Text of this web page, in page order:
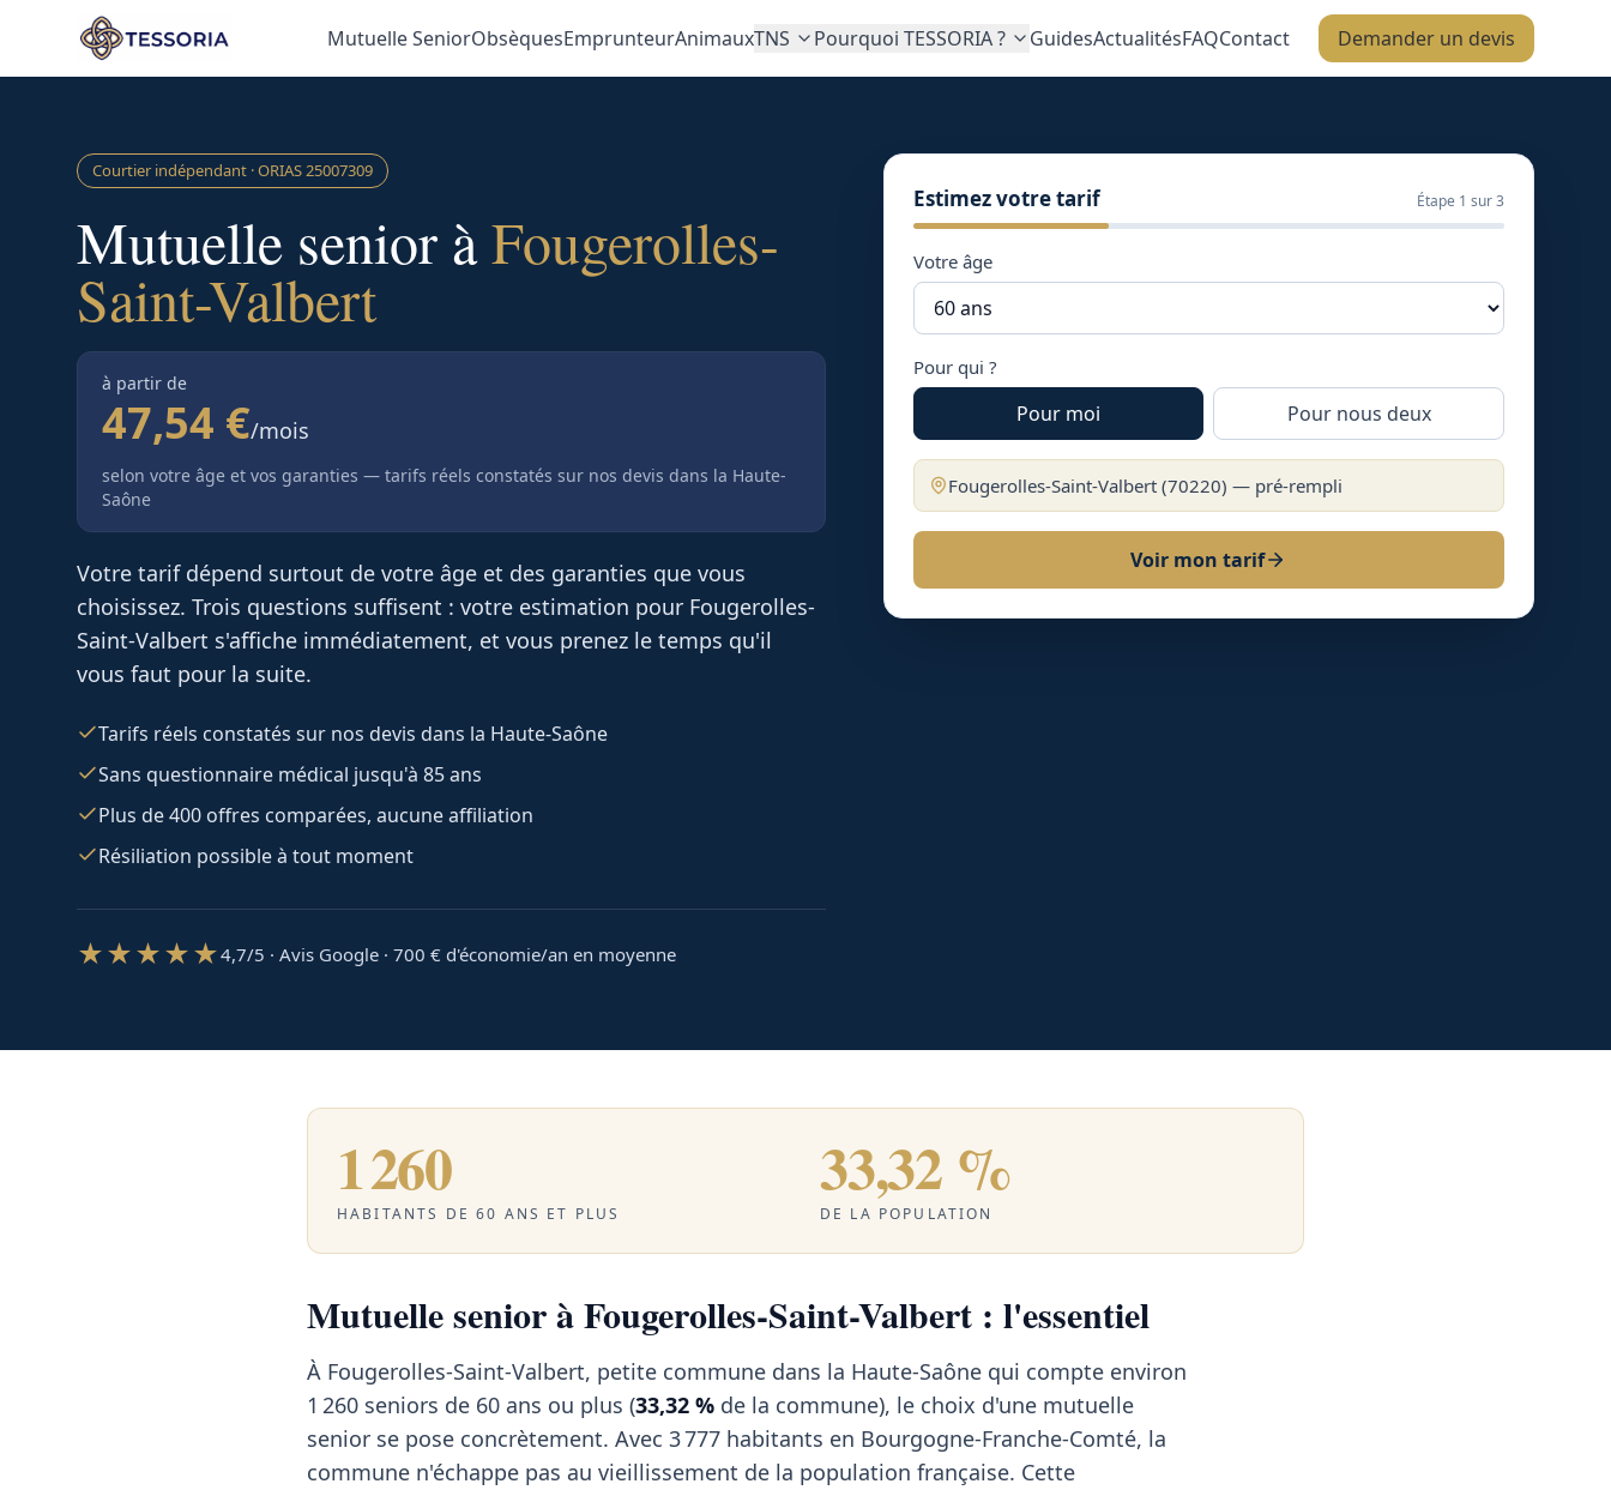
Aller au contenu principal
Mutuelle SeniorObsèquesEmprunteurAnimauxTNS Pourquoi TESSORIA ? GuidesActualitésFAQContact Demander un devis
Courtier indépendant · ORIAS25007309
Mutuelle senior àFougerolles-
Saint-Valbert
à partir de
47,54 €/mois
selon votre âge et vos garanties — tarifs réels constatés sur nos devis dans la Haute-
Saône
Votre tarif dépend surtout de votre âge et des garanties que vous
choisissez. Trois questions suffisent : votre estimation pour Fougerolles-
Saint-Valbert s'affiche immédiatement, et vous prenez le temps qu'il
vous faut pour la suite.
Tarifs réels constatés sur nos devis dans la Haute-Saône
Sans questionnaire médical jusqu'à 85 ans
Plus de 400 offres comparées, aucune affiliation
Résiliation possible à tout moment
★★★★★4,7/5 · Avis Google · 700 € d'économie/an en moyenne
Estimez votre tarif Étape 1 sur 3
Votre âge
Pour qui ?
Pour moi Pour nous deux
Fougerolles-Saint-Valbert(70220) — pré-rempli
Voir mon tarif
1 260
HABITANTS DE 60 ANS ET PLUS
33,32 %
DE LA POPULATION
Mutuelle senior à Fougerolles-Saint-Valbert : l'essentiel
À Fougerolles-Saint-Valbert, petite commune dans la Haute-Saône qui compte environ
1 260 seniors de 60 ans ou plus (33,32 % de la commune), le choix d'une mutuelle
senior se pose concrètement. Avec 3 777 habitants en Bourgogne-Franche-Comté, la
commune n'échappe pas au vieillissement de la population française. Cette